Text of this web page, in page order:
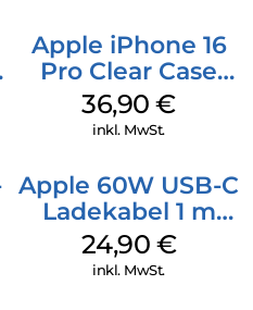
Apple iPhone 16
Pro Clear Case
MagSafe
Transparent
36,90€
inkl. MwSt.
Apple 60W USB-C
Ladekabel 1 m
Weiß
24,90 €
inkl. MwSt.